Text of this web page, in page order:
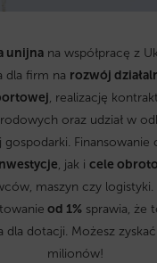
unijna na współpracę z
dla firm na rozwój
, realizację
oraz udział w
gospodarki. Finansowanie
, jak i cele
maszyn czy logistyki.
od 1%sprawia, że
dla dotacji. Możesz
milionów!